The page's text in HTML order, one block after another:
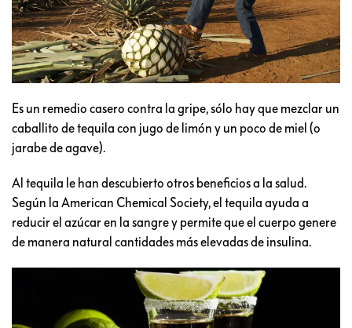
Es un remedio casero contra la gripe, sólo hay que mezclar un
caballito de tequila con jugo de limón y un poco de miel (o
jarabe de agave).
Al tequila le han descubierto otros beneficios a la salud.
Según la American Chemical Society, el tequila ayuda a
reducir el azúcar en la sangre y permite que el cuerpo genere
de manera natural cantidades más elevadas de insulina.